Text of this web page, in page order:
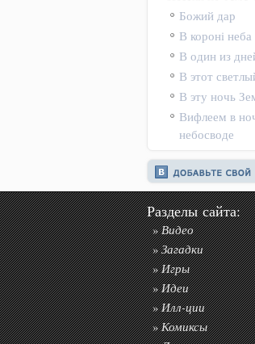
Божий дар
В коронi неба
В один из
В этот
В эту ночь
Вифлеем в
небосводе
Разделы сайта:
»Видео
»Загадки
»Игры
»Идеи
»Илл-ции
»Комиксы